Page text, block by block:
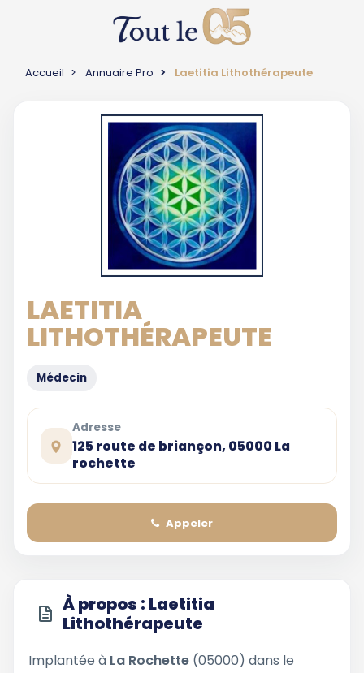
Accueil Annuaire Pro Laetitia Lithothérapeute
LAETITIA
LITHOTHÉRAPEUTE
Médecin
Adresse
125 route de briançon, 05000 La
rochette
Appeler
À propos : Laetitia
Lithothérapeute
Implantée à La Rochette (05000) dans le